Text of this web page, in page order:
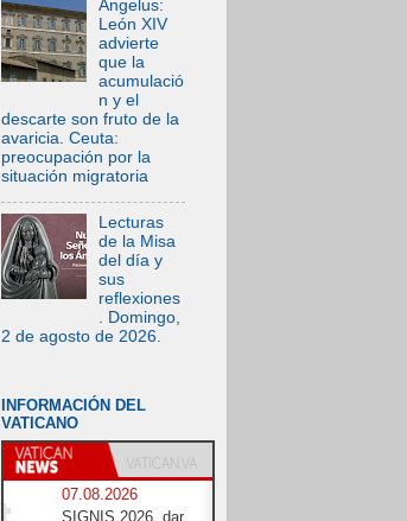
Ángelus:
León XIV
advierte
que la
acumulació
n y el
descarte son fruto de la
avaricia. Ceuta:
preocupación por la
situación migratoria
Lecturas
de la Misa
del día y
sus
reflexiones
. Domingo,
2 de agosto de 2026.
INFORMACIÓN DEL
VATICANO
07.08.2026
SIGNIS 2026, dar